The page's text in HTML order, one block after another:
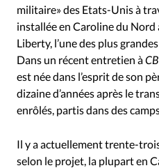
militaire» des Etats-Unis à
installée en Caroline du Nord
Liberty, l’une des plus
Dans un récent entretien à
est née dans l’esprit de son
dizaine d’années après le
enrôlés, partis dans des
Il y a actuellement trente-
selon le projet, la plupart en